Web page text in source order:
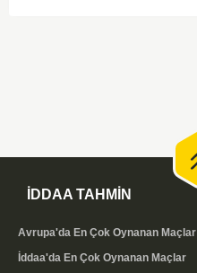
İDDAA TAHMİN
Avrupa'da En Çok Oynanan Maçlar
İddaa'da En Çok Oynanan Maçlar